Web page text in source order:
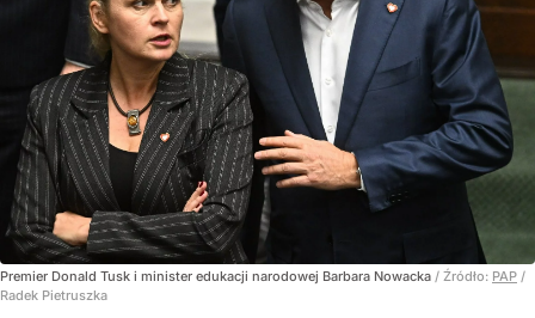
Premier Donald Tusk i minister edukacji narodowej Barbara Nowacka / Źródło: PAP /
Radek Pietruszka